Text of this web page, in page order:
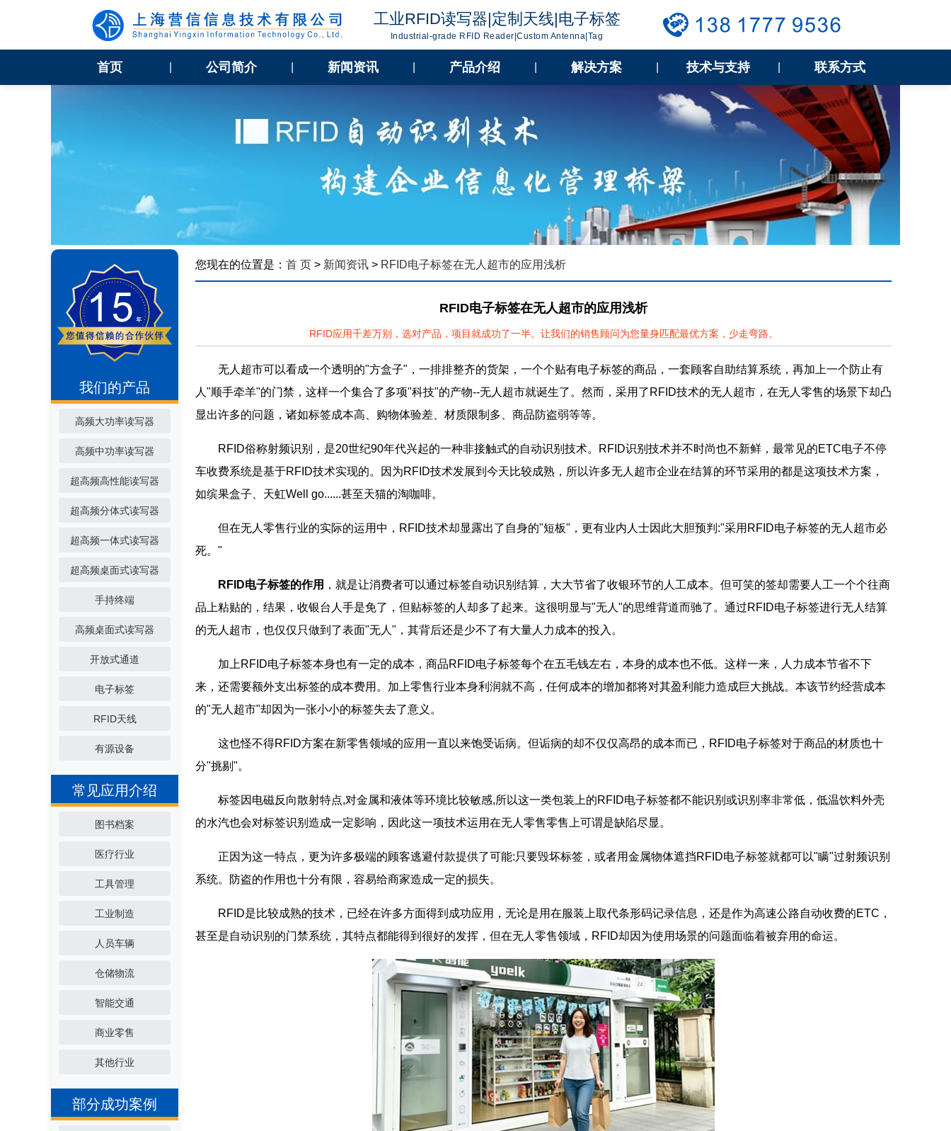
工业RFID读写器|定制天线|电子标签
Industrial-grade RFID Reader|Custom Antenna|Tag
首页 公司简介 新闻资讯 产品介绍 解决方案 技术与支持 联系方式
我们的产品
高频大功率读写器
高频中功率读写器
超高频高性能读写器
超高频分体式读写器
超高频一体式读写器
超高频桌面式读写器
手持终端
高频桌面式读写器
开放式通道
电子标签
RFID天线
有源设备
常见应用介绍
图书档案
医疗行业
工具管理
工业制造
人员车辆
仓储物流
智能交通
商业零售
其他行业
部分成功案例
您现在的位置是： 首 页 > 新闻资讯 > RFID电子标签在无人超市的应用浅析
RFID电子标签在无人超市的应用浅析
RFID应用千差万别，选对产品，项目就成功了一半。让我们的销售顾问为您量身匹配最优方案，少走弯路。
无人超市可以看成一个透明的"方盒子"，一排排整齐的货架，一个个贴有电子标签的商品，一套顾客自助结算系统，再加上一个防止有
人"顺手牵羊"的门禁，这样一个集合了多项"科技"的产物--无人超市就诞生了。然而，采用了RFID技术的无人超市，在无人零售的场景下却凸
显出许多的问题，诸如标签成本高、购物体验差、材质限制多、商品防盗弱等等。
RFID俗称射频识别，是20世纪90年代兴起的一种非接触式的自动识别技术。RFID识别技术并不时尚也不新鲜，最常见的ETC电子不停
车收费系统是基于RFID技术实现的。因为RFID技术发展到今天比较成熟，所以许多无人超市企业在结算的环节采用的都是这项技术方案，
如缤果盒子、天虹Well go......甚至天猫的淘咖啡。
但在无人零售行业的实际的运用中，RFID技术却显露出了自身的"短板"，更有业内人士因此大胆预判:"采用RFID电子标签的无人超市必
死。"
RFID电子标签的作用 ，就是让消费者可以通过标签自动识别结算，大大节省了收银环节的人工成本。但可笑的签却需要人工一个个往商
品上粘贴的，结果，收银台人手是免了，但贴标签的人却多了起来。这很明显与"无人"的思维背道而驰了。通过RFID电子标签进行无人结算
的无人超市，也仅仅只做到了表面"无人"，其背后还是少不了有大量人力成本的投入。
加上RFID电子标签本身也有一定的成本，商品RFID电子标签每个在五毛钱左右，本身的成本也不低。这样一来，人力成本节省不下
来，还需要额外支出标签的成本费用。加上零售行业本身利润就不高，任何成本的增加都将对其盈利能力造成巨大挑战。本该节约经营成本
的"无人超市"却因为一张小小的标签失去了意义。
这也怪不得RFID方案在新零售领域的应用一直以来饱受诟病。但诟病的却不仅仅高昂的成本而已，RFID电子标签对于商品的材质也十
分"挑剔"。
标签因电磁反向散射特点,对金属和液体等环境比较敏感,所以这一类包装上的RFID电子标签都不能识别或识别率非常低，低温饮料外壳
的水汽也会对标签识别造成一定影响，因此这一项技术运用在无人零售零售上可谓是缺陷尽显。
正因为这一特点，更为许多极端的顾客逃避付款提供了可能:只要毁坏标签，或者用金属物体遮挡RFID电子标签就都可以"瞒"过射频识别
系统。防盗的作用也十分有限，容易给商家造成一定的损失。
RFID是比较成熟的技术，已经在许多方面得到成功应用，无论是用在服装上取代条形码记录信息，还是作为高速公路自动收费的ETC，
甚至是自动识别的门禁系统，其特点都能得到很好的发挥，但在无人零售领域，RFID却因为使用场景的问题面临着被弃用的命运。